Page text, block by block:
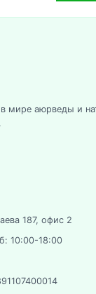
мире аюрведы и
187, офис 2
10:00-18:00